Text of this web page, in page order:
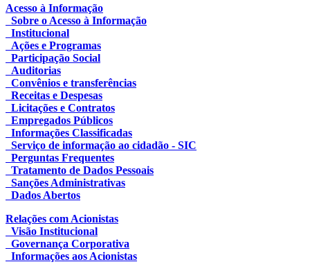
Acesso à Informação
Sobre o Acesso à Informação
Institucional
Ações e Programas
Participação Social
Auditorias
Convênios e transferências
Receitas e Despesas
Licitações e Contratos
Empregados Públicos
Informações Classificadas
Serviço de informação ao cidadão - SIC
Perguntas Frequentes
Tratamento de Dados Pessoais
Sanções Administrativas
Dados Abertos
Relações com Acionistas
Visão Institucional
Governança Corporativa
Informações aos Acionistas